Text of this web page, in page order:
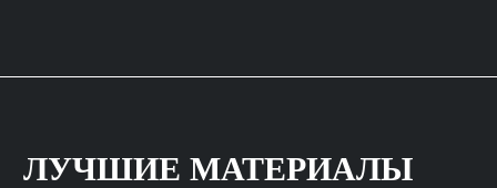
ЛУЧШИЕ МАТЕРИАЛЫ